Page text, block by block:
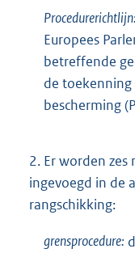
Procedurerichtlijn:
Europees
betreffende
de
bescherming
2. Er worden
ingevoegd in de
rangschikking:
grensprocedure: